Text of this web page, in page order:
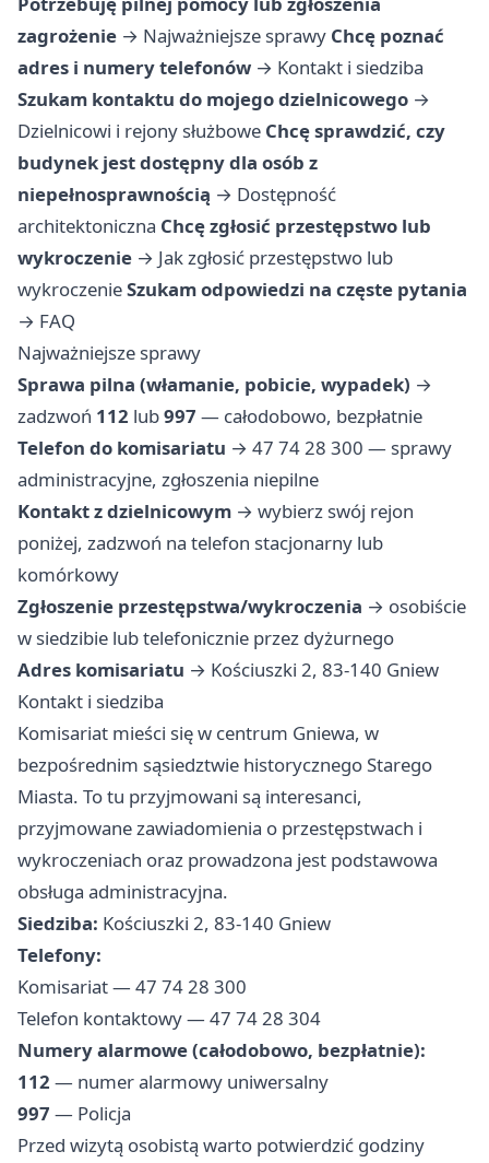
zagrożenie → Najważniejsze sprawy Chcę poznać
adres i numery telefonów → Kontakt i siedziba
Szukam kontaktu do mojego dzielnicowego →
Dzielnicowi i rejony służbowe Chcę sprawdzić, czy
budynek jest dostępny dla osób z
niepełnosprawnością → Dostępność
architektoniczna Chcę zgłosić przestępstwo lub
wykroczenie → Jak zgłosić przestępstwo lub
wykroczenieSzukam odpowiedzi na częste pytania
→ FAQ
Najważniejsze sprawy
Sprawa pilna (włamanie, pobicie, wypadek) →
zadzwoń 112 lub997 — całodobowo, bezpłatnie
Telefon do komisariatu → 47 74 28 300 — sprawy
administracyjne, zgłoszenia niepilne
Kontakt z dzielnicowym → wybierz swój rejon
poniżej, zadzwoń na telefon stacjonarny lub
komórkowy
Zgłoszenie przestępstwa/wykroczenia → osobiście
w siedzibie lub telefonicznie przez dyżurnego
Adres komisariatu → Kościuszki 2, 83-140 Gniew
Kontakt i siedziba
Komisariat mieści się w centrum Gniewa, w
bezpośrednim sąsiedztwie historycznego Starego
Miasta. To tu przyjmowani są interesanci,
przyjmowane zawiadomienia o przestępstwach i
wykroczeniach oraz prowadzona jest podstawowa
obsługa administracyjna.
Siedziba: Kościuszki 2, 83-140 Gniew
Telefony:
Komisariat — 47 74 28 300
Telefon kontaktowy — 47 74 28 304
Numery alarmowe (całodobowo, bezpłatnie):
112 — numer alarmowy uniwersalny
997 — Policja
Przed wizytą osobistą warto potwierdzić godziny